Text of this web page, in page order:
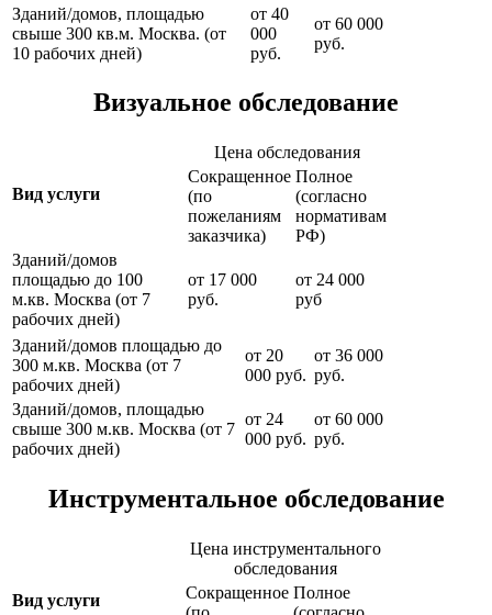
Зданий/домов, площадью
свыше 300 кв.м. Москва. (от
10 рабочих дней)
от 40
000
руб.
от 60 000
руб.
Визуальное обследование
Вид услуги
Цена обследования
Сокращенное
(по
пожеланиям
заказчика)
Полное
(согласно
нормативам
РФ)
Зданий/домов
площадью до 100
м.кв. Москва (от 7
рабочих дней)
от 17 000
руб.
от 24 000
руб
Зданий/домов площадью до
300 м.кв. Москва (от 7
рабочих дней)
от 20
000 руб.
от 36 000
руб.
Зданий/домов, площадью
свыше 300 м.кв. Москва (от 7
рабочих дней)
от 24
000 руб.
от 60 000
руб.
Инструментальное обследование
Вид услуги
Цена инструментального
обследования
Сокращенное Полное